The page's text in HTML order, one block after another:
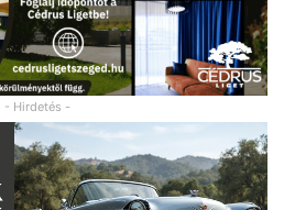
- Hirdetés -